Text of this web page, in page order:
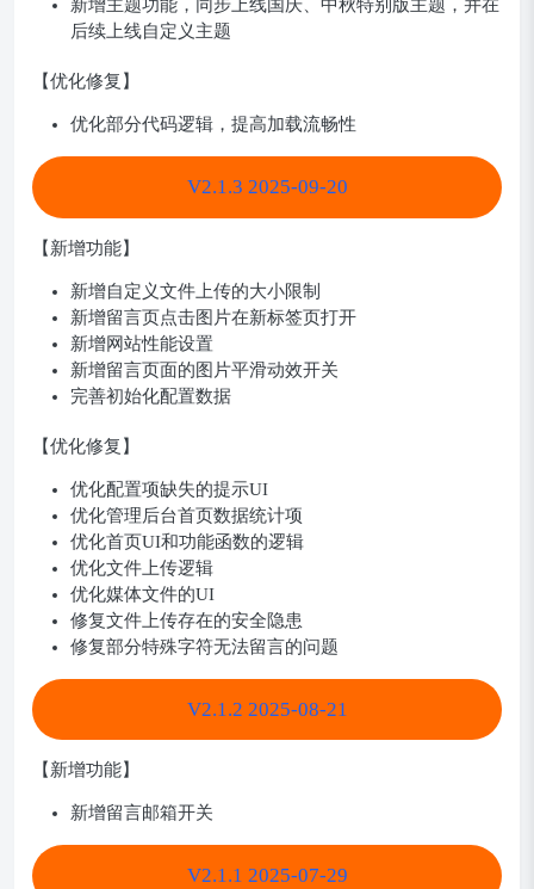
新增主题功能，同步上线国庆、中秋特别版主题，并在
后续上线自定义主题
【优化修复】
优化部分代码逻辑，提高加载流畅性
V2.1.3 2025-09-20
【新增功能】
新增自定义文件上传的大小限制
新增留言页点击图片在新标签页打开
新增网站性能设置
新增留言页面的图片平滑动效开关
完善初始化配置数据
【优化修复】
优化配置项缺失的提示UI
优化管理后台首页数据统计项
优化首页UI和功能函数的逻辑
优化文件上传逻辑
优化媒体文件的UI
修复文件上传存在的安全隐患
修复部分特殊字符无法留言的问题
V2.1.2 2025-08-21
【新增功能】
新增留言邮箱开关
V2.1.1 2025-07-29